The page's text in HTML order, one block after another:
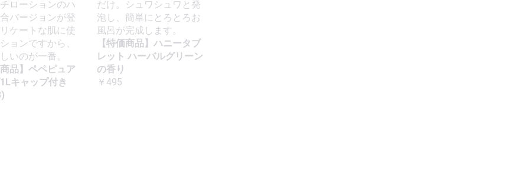
ローションのハ
バージョンが登
ケートな肌に使
ョンですから、
いのが一番。
品】ペペピュア
キャップ付き
だけ。シュワシュワと発
泡し、簡単にとろとろお
風呂が完成します。
【特価商品】ハニータブ
レット ハーバルグリーン
の香り
￥495